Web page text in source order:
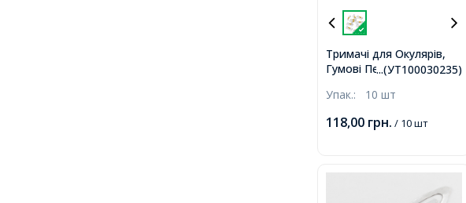
...(УТ100030235)
Тримачі для Окулярів,
Гумові Петлі, Фурнітура
Колір: Золото, 20x5мм,
Упак.: 10 шт
118,00 грн. / 10 шт